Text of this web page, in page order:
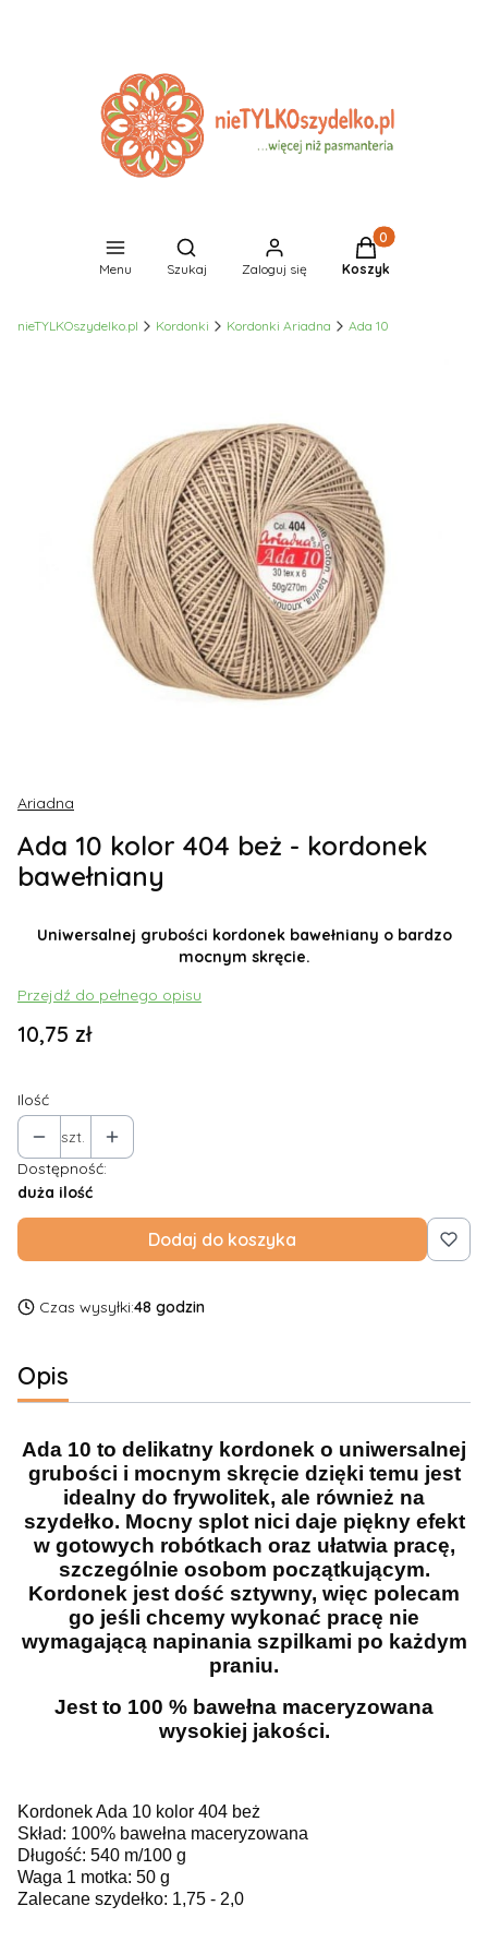
Menu
Otwórz wyszukiwarkę
Szukaj Zaloguj się
Produkty w
Koszyk
nieTYLKOszydelko.pl Kordonki Kordonki Ariadna Ada 10
Ariadna
Ada 10 kolor 404 beż - kordonek
bawełniany
Uniwersalnej grubości kordonek bawełniany o bardzo
mocnym skręcie.
Przejdź do pełnego opisu
Cena
10,75 zł
Ilość
szt.
Dostępność:
duża ilość
Dodaj do koszyka
Czas wysyłki:48 godzin
Opis
Ada 10 to delikatny kordonek o uniwersalnej
grubości i mocnym skręcie dzięki temu jest
idealny do frywolitek, ale również na
szydełko. Mocny splot nici daje piękny efekt
w gotowych robótkach oraz ułatwia pracę,
szczególnie osobom początkującym.
Kordonek jest dość sztywny, więc polecam
go jeśli chcemy wykonać pracę nie
wymagającą napinania szpilkami po każdym
praniu.
Jest to 100 % bawełna maceryzowana
wysokiej jakości.
Kordonek Ada 10 kolor 404 beż
Skład: 100% bawełna maceryzowana
Długość: 540 m/100 g
Waga 1 motka: 50 g
Zalecane szydełko: 1,75 - 2,0